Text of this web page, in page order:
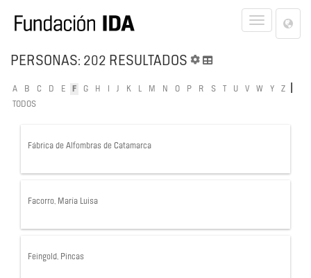
Toggle
PERSONAS: 202 RESULTADOS
A B C D E F G H J K L M N O P R S U V W Y Z
TODOS
Fábrica de Alfombras de Catamarca
Facorro, María Luisa
Feingold, Pincas